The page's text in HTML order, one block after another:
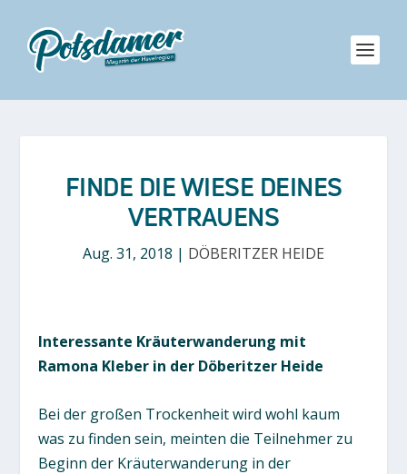
FINDE DIE WIESE DEINES
VERTRAUENS
Aug. 31, 2018 | DÖBERITZER HEIDE
Interessante Kräuterwanderung mit
Ramona Kleber in der Döberitzer Heide
Bei der großen Trockenheit wird wohl kaum
was zu finden sein, meinten die Teilnehmer zu
Beginn der Kräuterwanderung in der